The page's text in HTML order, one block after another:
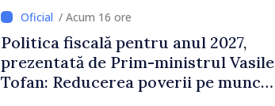
/ Acum 16 ore
Politica fiscală pentru anul 2027,
prezentată de Prim-ministrul Vasile
Tofan: Reducerea poverii pe muncă,